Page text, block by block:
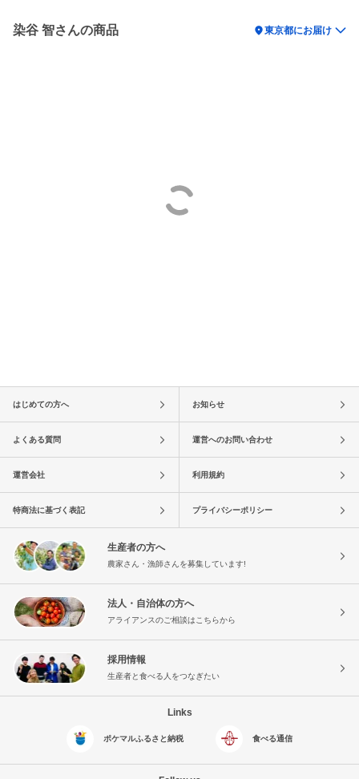
染谷 智さんの商品 location_on東京都にお届け
はじめての方へ お知らせ
よくある質問 運営へのお問い合わせ
運営会社 利用規約
特商法に基づく表記 プライバシーポリシー
生産者の方へ
農家さん・漁師さんを募集しています!
法人・自治体の方へ
アライアンスのご相談はこちらから
採用情報
生産者と食べる人をつなぎたい
Links
ポケマルふるさと納税 食べる通信